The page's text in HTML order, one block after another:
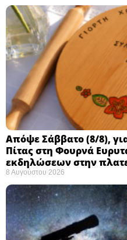
Απόψε Σάββατο (8/8),
Πίτας στη Φουρνά
εκδηλώσεων στην
8 Αυγούστου 2026